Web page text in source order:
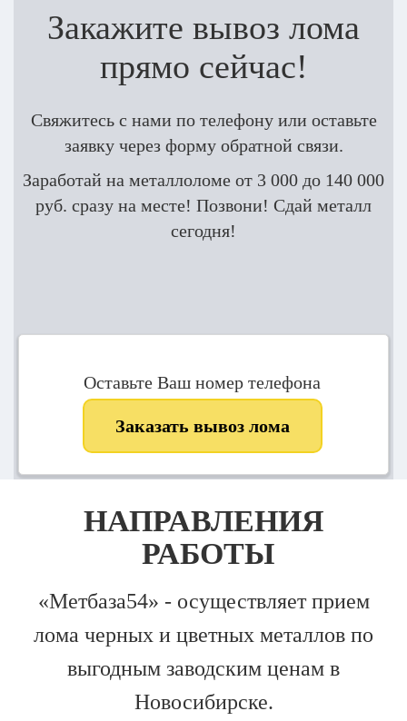
Закажите вывоз лома
прямо сейчас!
Свяжитесь с нами по телефону или оставьте
заявку через форму обратной связи.
Заработай на металлоломе от 3 000 до 140 000
руб. сразу на месте! Позвони! Сдай металл
сегодня!
Оставьте Ваш номер телефона
Заказать вывоз лома
НАПРАВЛЕНИЯ
РАБОТЫ
«Метбаза54» -­ осуществляет прием
лома черных и цветных металлов по
выгодным заводским ценам в
Новосибирске.